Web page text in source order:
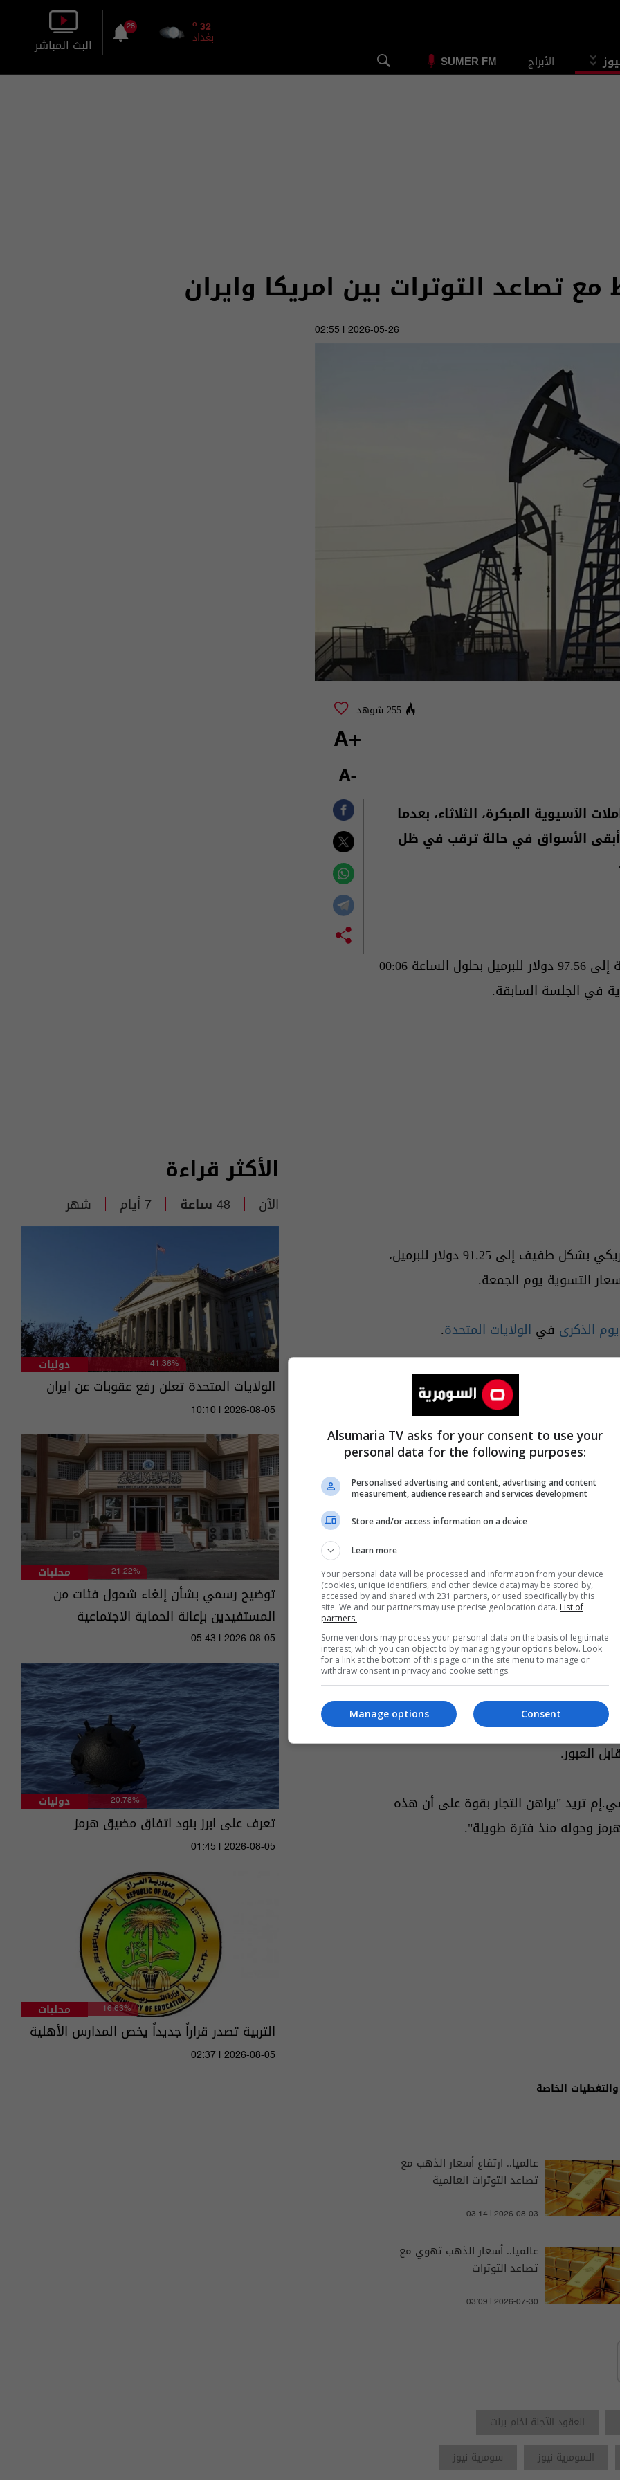
الأبراج SUMER FM
32
o
بغداد
28
البث المباشر
مع تصاعد التوترات بين امريكا وايران
2026-05-26 | 02:55
255 شوهد
الآسيوية المبكرة، الثلاثاء، بعدما
أبقى الأسواق في حالة ترقب في ظل
1.40 دولار أو 1.5 بالمئة إلى 97.56 دولار للبرميل بحلول الساعة 00:06
في الجلسة السابقة.
الوسيط الأمريكي بشكل طفيف إلى 91.25 دولار للبرميل،
يوم الذكرى في الولايات المتحدة.
استهدفت قوارب كانت تحاول زرع
"حماية قواتنا من التهديدات التي
فيبندرعباس ومناطق ساحلية قريبة على
منذ ثلاثة أشهر.
الأوسط قوله إن إيران ستزيل الألغام من
بعدهاسفن جميع الدول من الإبحار
العبور.
تريد "يراهن التجار بقوة على أن هذه
وحوله منذ فترة طويلة".
الخاصة
عالميا.. ارتفاع أسعار الذهب مع
تصاعد التوترات العالمية
03:14 | 2026-08-03
عالميا.. أسعار الذهب تهوي مع
تصاعد التوترات
03:09 | 2026-07-30
العقود الآجلة لخام برنت
السومرية نيوز سومرية نيوز
+A
-A
الأكثر قراءة
الآن 48 ساعة 7 أيام شهر
دوليات 41.36%
الولايات المتحدة تعلن رفع عقوبات عن ايران
10:10 | 2026-08-05
محليات 21.22%
توضيح رسمي بشأن إلغاء شمول فئات من
المستفيدين بإعانة الحماية الاجتماعية
05:43 | 2026-08-05
دوليات 20.78%
تعرف على ابرز بنود اتفاق مضيق هرمز
01:45 | 2026-08-05
محليات 16.63%
التربية تصدر قراراً جديداً يخص المدارس الأهلية
02:37 | 2026-08-05
Alsumaria TV asks for your consent to use your
personal data for the following purposes:
Personalised advertising and content, advertising and content
measurement, audience research and services development
Store and/or access information on a device
Learn more
Your personal data will be processed and information from your device
(cookies, unique identifiers, and other device data) may be stored by,
accessed by and shared with 231 partners, or used specifically by this
site. We and our partners may use precise geolocation data. List of
partners.
Some vendors may process your personal data on the basis of legitimate
interest, which you can object to by managing your options below. Look
for a link at the bottom of this page or in the site menu to manage or
withdraw consent in privacy and cookie settings.
Consent
Manage options